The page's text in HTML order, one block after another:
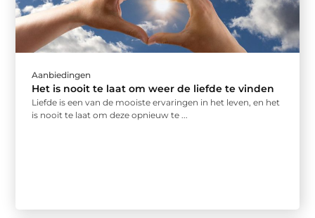
Aanbiedingen
Het is nooit te laat om weer de liefde te vinden
Liefde is een van de mooiste ervaringen in het leven, en het
is nooit te laat om deze opnieuw te ...